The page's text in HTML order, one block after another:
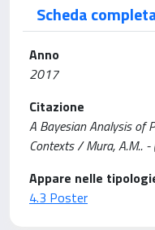
Scheda
Anno
2017
Citazione
A Bayesian Analysis of
Contexts / Mura, A.M..
Appare nelle
4.3 Poster